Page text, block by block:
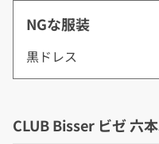
NGな服装
黒ドレス
CLUB Bisser ビゼ 六